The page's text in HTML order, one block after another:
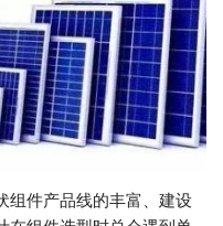
组件产品线的丰富、建设